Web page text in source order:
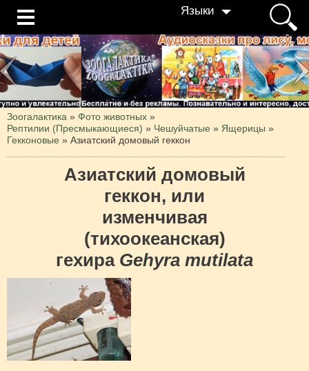
Языки
Зоогалактика » Фото животных »
Рептилии (Пресмыкающиеся) » Чешуйчатые » Ящерицы »
Гекконовые » Азиатский домовый геккон
Азиатский домовый
геккон, или
изменчивая
(тихоокеанская)
гехира Gehyra mutilata